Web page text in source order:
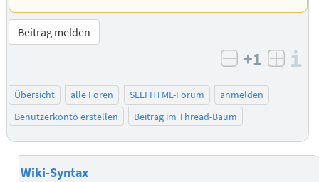
Beitrag melden
negativ
+1
Übersicht alle Foren SELFHTML-Forum
anmelden
Benutzerkonto erstellen
Beitrag im Thread-Baum
Wiki-Syntax